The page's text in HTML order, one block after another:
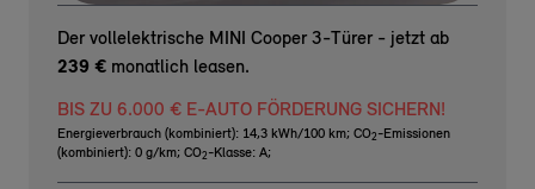
Der vollelektrische MINI Cooper 3-Türer - jetzt ab
239 € monatlich leasen.
BIS ZU 6.000 € E-AUTO FÖRDERUNG SICHERN!
Energieverbrauch (kombiniert): 14,3 kWh/100 km; CO2 -Emissionen
(kombiniert): 0 g/km; CO2 -Klasse: A;